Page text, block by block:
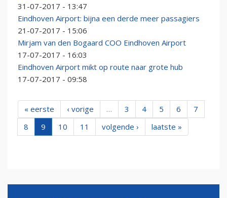
31-07-2017 - 13:47
Eindhoven Airport: bijna een derde meer passagiers
21-07-2017 - 15:06
Mirjam van den Bogaard COO Eindhoven Airport
17-07-2017 - 16:03
Eindhoven Airport mikt op route naar grote hub
17-07-2017 - 09:58
« eerste ‹ vorige … 3 4 5 6
7
8
9 10 11 volgende › laatste »